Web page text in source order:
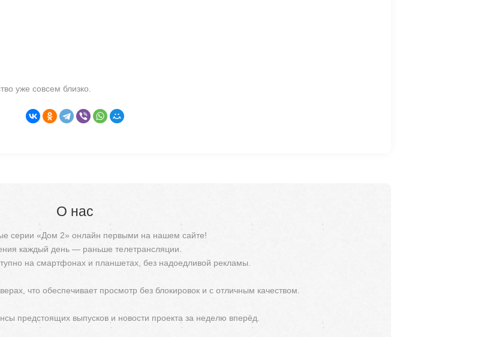
уже совсем близко.
О нас
серии «Дом 2» онлайн первыми на нашем сайте!
каждый день — раньше телетрансляции.
на смартфонах и планшетах, без надоедливой рекламы.
что обеспечивает просмотр без блокировок и с отличным качеством.
предстоящих выпусков и новости проекта за неделю вперёд.